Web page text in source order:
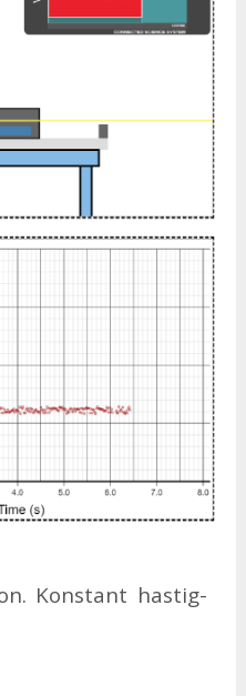
Kon­stant has­tig­